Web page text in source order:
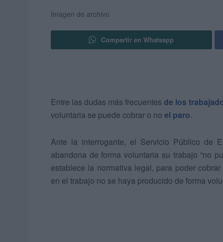
Imagen de archivo
Compartir en Whatsapp
Entre las dudas más frecuentes de los
voluntaria se puede cobrar o no el paro.
Ante la interrogante, el Servicio Público de
abandona de forma voluntaria su trabajo “no
establece la normativa legal, para poder
en el trabajo no se haya producido de forma